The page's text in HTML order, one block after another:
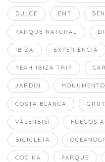
DULCE EMT
PARQUE NATURAL
IBIZA EXPERIENCIA
YEAH IBIZA TRIP
JARDÍN
COSTA BLANCA
VALENBISI FUEGOS
BICICLETA
COCINA PARQUE